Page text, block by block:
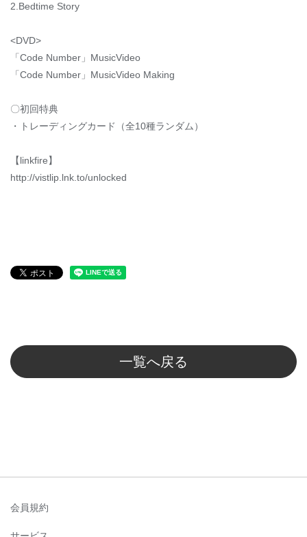
2.Bedtime Story
<DVD>
「Code Number」MusicVideo
「Code Number」MusicVideo Making
〇初回特典
・トレーディングカード（全10種ランダム）
【linkfire】
http://vistlip.lnk.to/unlocked
一覧へ戻る
会員規約